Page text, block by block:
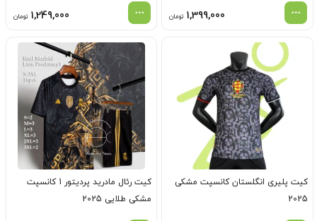
1,399,000 تومان 1,249,000 تومان
کیت پلیری انگلستان کانسپت مشکی
2025
کیت رئال مادرید پردیتور 1 کانسپت
مشکی طلایی 2025